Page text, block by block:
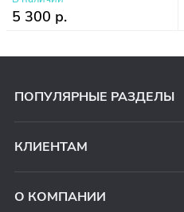
5 300 р.
ПОПУЛЯРНЫЕ РАЗДЕЛЫ
КЛИЕНТАМ
О КОМПАНИИ